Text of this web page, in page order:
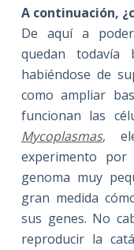
A continuación,
De aquí a
quedan todavía
habiéndose de
como ampliar
funcionan las
Mycoplasmas,
experimento
genoma muy
gran medida
sus genes. No
reproducir la